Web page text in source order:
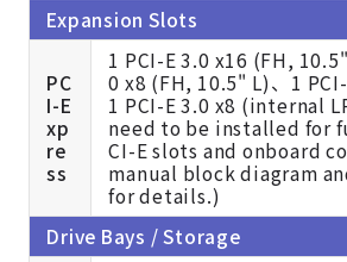
Expansion Slots
PC
I-E
xp
re
ss
1 PCI-E 3.0 x16 (FH,
0 x8 (FH, 10.5" L)、1 PCI-
1 PCI-E 3.0 x8 (internal
need to be installed for
CI-E slots and onboard
manual block diagram
for details.)
Drive Bays / Storage